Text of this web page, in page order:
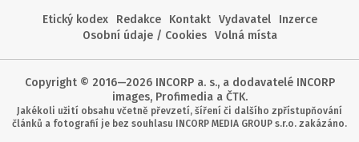
Etický kodex
Redakce Kontakt Vydavatel
Inzerce
Osobní údaje / Cookies
Volná místa
Copyright © 2016—2026 INCORP a. s., a dodavatelé INCORP
images, Profimedia a ČTK.
Jakékoli užití obsahu včetně převzetí, šíření či dalšího zpřístupňování
článků a fotografií je bez souhlasu INCORP MEDIA GROUP s.r.o. zakázáno.